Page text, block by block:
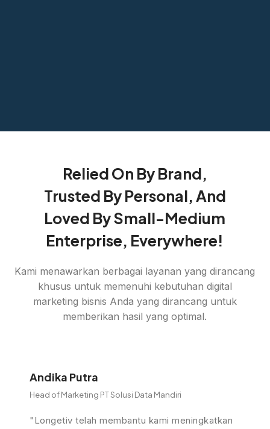
Relied On By Brand,
Trusted By Personal, And
Loved By Small-Medium
Enterprise, Everywhere!
Kami menawarkan berbagai layanan yang dirancang
khusus untuk memenuhi kebutuhan digital
marketing bisnis Anda yang dirancang untuk
memberikan hasil yang optimal.
Andika Putra
Head of Marketing PT Solusi Data Mandiri
"Longetiv telah membantu kami meningkatkan